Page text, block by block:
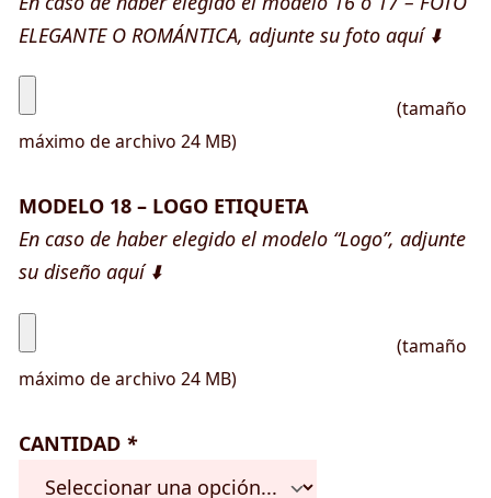
ELEGANTE O ROMÁNTICA, adjunte su foto aquí ⬇️
(tamaño
máximo de archivo 24 MB)
MODELO 18 – LOGO ETIQUETA
En caso de haber elegido el modelo “Logo”, adjunte
su diseño aquí ⬇️
(tamaño
máximo de archivo 24 MB)
CANTIDAD *